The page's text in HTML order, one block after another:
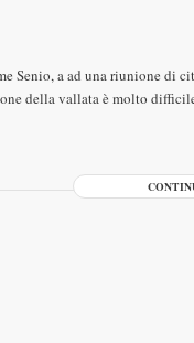
Senio, a ad una riunione di
della vallata è molto